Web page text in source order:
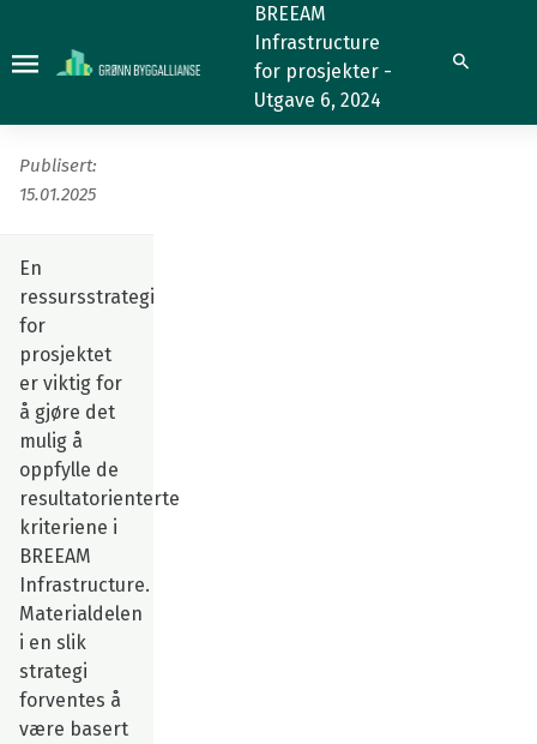
Prosjektressursstrategi
(7.1.1)
BREEAM
Infrastructure
for prosjekter -
Utgave 6, 2024
Søk
Prosjektressursstrategi
Publisert:
15.01.2025
En
ressursstrategi
for
prosjektet
er viktig for
å gjøre det
mulig å
oppfylle de
resultatorienterte
kriteriene i
BREEAM
Infrastructure.
Materialdelen
i en slik
strategi
forventes å
være basert